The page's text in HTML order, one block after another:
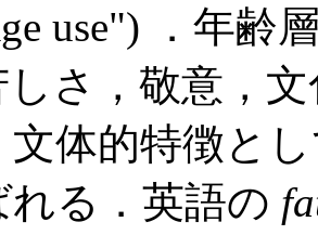
use") ．年齢
さ，敬意，
文体的特徴と
れる．英語の